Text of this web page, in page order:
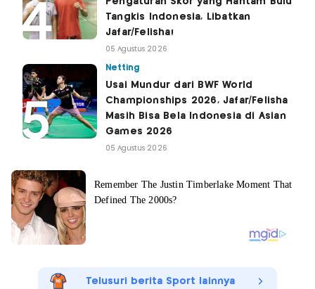
Tangkis Indonesia, Libatkan
Jafar/Felisha!
05 Agustus 2026
Netting
Usai Mundur dari BWF World
Championships 2026, Jafar/Felisha
Masih Bisa Bela Indonesia di Asian
Games 2026
05 Agustus 2026
Telusuri berita Sport lainnya